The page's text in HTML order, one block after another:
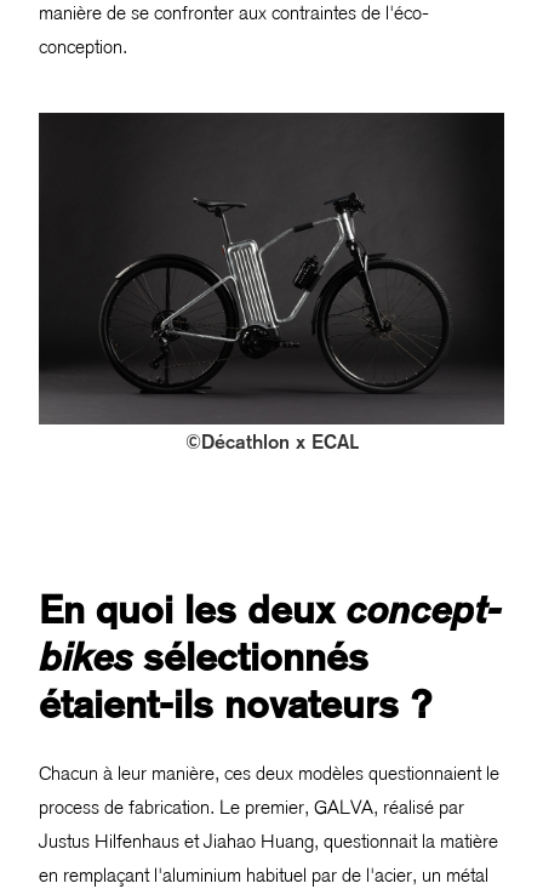
manière de se confronter aux contraintes de l'éco-
conception.
©Décathlon x ECAL
En quoi les deux concept-
bikessélectionnés
étaient-ils novateurs ?
Chacun à leur manière, ces deux modèles questionnaient le
process de fabrication. Le premier, GALVA, réalisé par
Justus Hilfenhaus et Jiahao Huang, questionnait la matière
en remplaçant l'aluminium habituel par de l'acier, un métal